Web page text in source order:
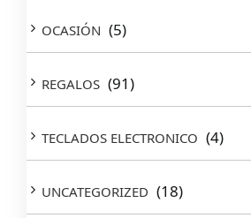
OCASIÓN (5)
REGALOS (91)
TECLADOS ELECTRONICO (4)
UNCATEGORIZED (18)